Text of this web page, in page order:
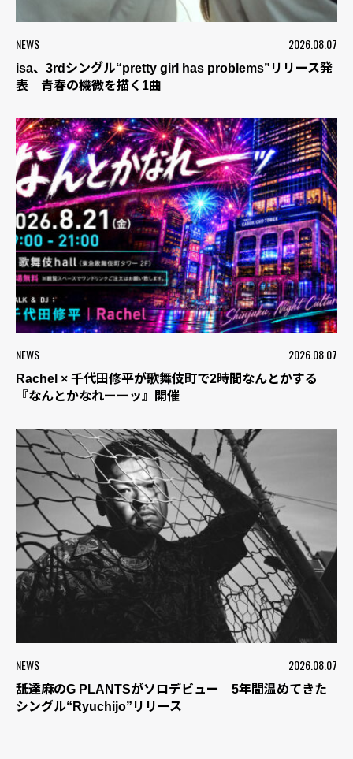
NEWS 2026.08.07
isa、3rdシングル“pretty girl has problems”リリース発
表 青春の機微を描く1曲
NEWS 2026.08.07
Rachel × 千代田修平が歌舞伎町で2時間なんとかする
『なんとかなれーーッ』開催
NEWS 2026.08.07
舐達麻のG PLANTSがソロデビュー 5年間温めてきた
シングル“Ryuchijo”リリース